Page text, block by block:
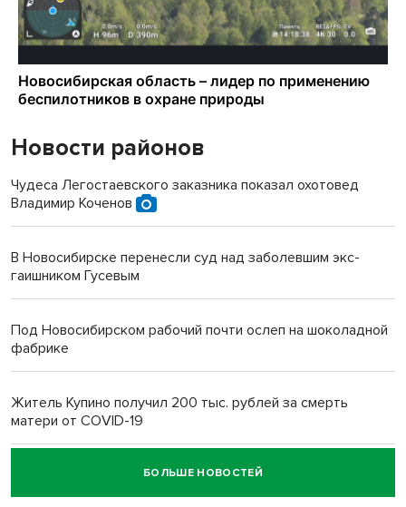
Новости районов
Чудеса Легостаевского заказника показал охотовед
Владимир Коченов
В Новосибирске перенесли суд над заболевшим экс-
гаишником Гусевым
Под Новосибирском рабочий почти ослеп на шоколадной
фабрике
Житель Купино получил 200 тыс. рублей за смерть
матери от COVID-19
Новосибирский суд наказал водителя за смерть
пенсионерки на вокзале
БОЛЬШЕ НОВОСТЕЙ